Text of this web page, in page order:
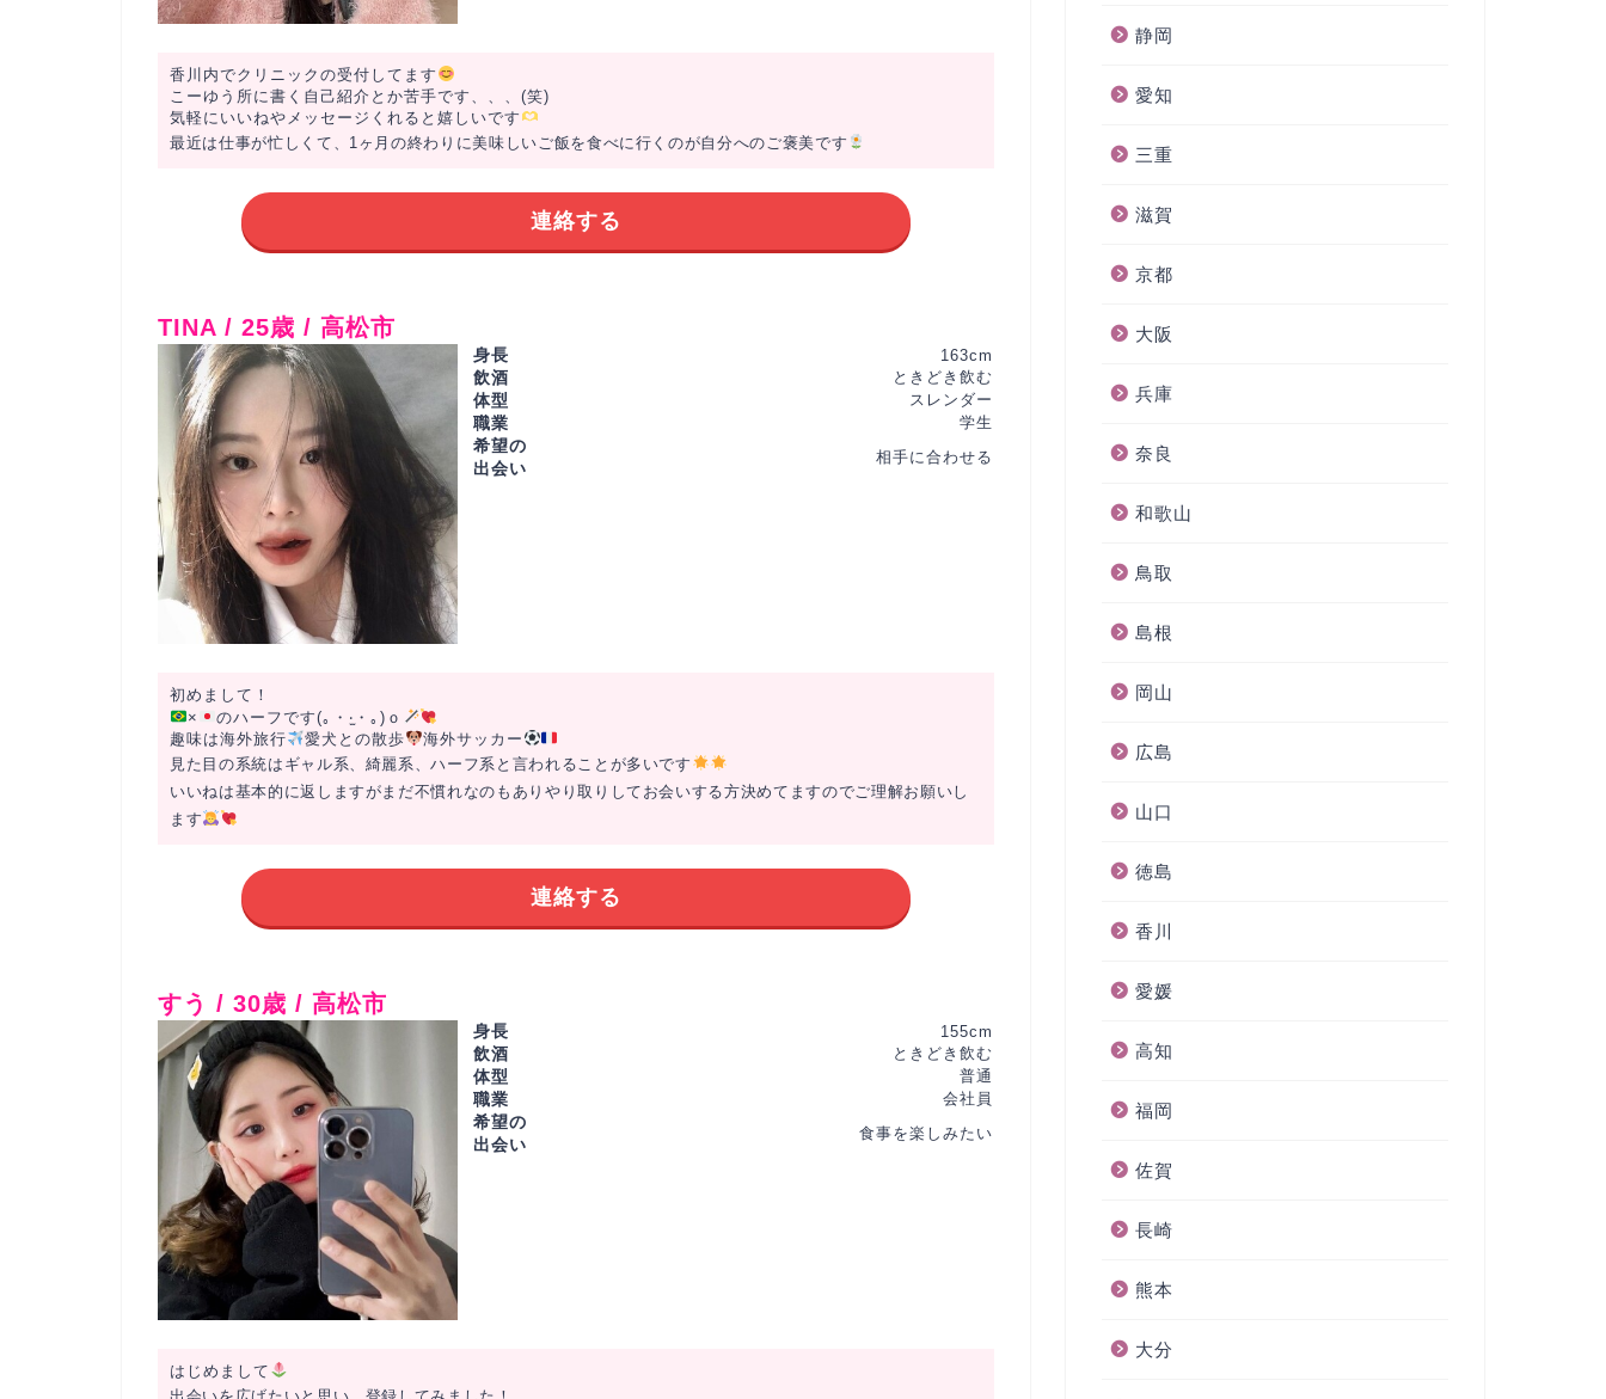
香川内でクリニックの受付してます
こーゆう所に書く自己紹介とか苦手です、、、(笑)
気軽にいいねやメッセージくれると嬉しいです
最近は仕事が忙しくて、1ヶ月の終わりに美味しいご飯を食べに行くのが自分へのご褒美です
連絡する
TINA / 25歳 / 高松市
身長 163cm
飲酒 ときどき飲む
体型 スレンダー
職業 学生
希望の
出会い
相手に合わせる
初めまして！
×
のハーフです(｡・‧̫・｡)ｏ
趣味は海外旅行
愛犬との散歩
海外サッカー
見た目の系統はギャル系、綺麗系、ハーフ系と言われることが多いです
いいねは基本的に返しますがまだ不慣れなのもありやり取りしてお会いする方決めてますのでご理解お願いし
ます
連絡する
すう / 30歳 / 高松市
身長 155cm
飲酒 ときどき飲む
体型 普通
職業 会社員
希望の
出会い
食事を楽しみたい
はじめまして
出会いを広げたいと思い、登録してみました！
静岡
愛知
三重
滋賀
京都
大阪
兵庫
奈良
和歌山
鳥取
島根
岡山
広島
山口
徳島
香川
愛媛
高知
福岡
佐賀
長崎
熊本
大分